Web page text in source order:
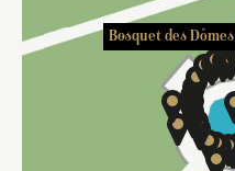
Bosquet des Dômes